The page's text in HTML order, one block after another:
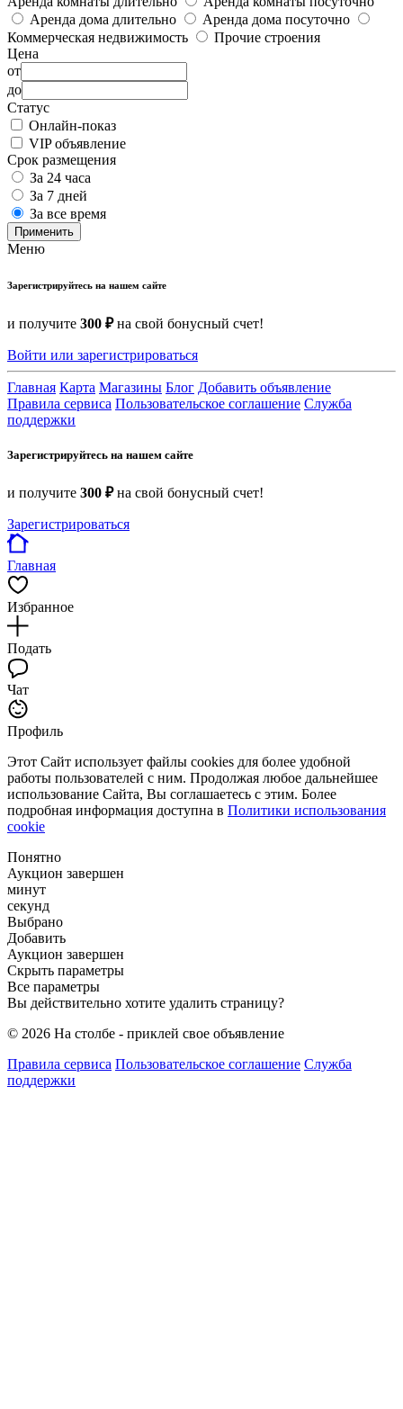
Аренда дома длительно
Аренда дома посуточно
Коммерческая недвижимость
Прочие строения
Цена
от
до
Статус
Онлайн-показ
VIP объявление
Срок размещения
За 24 часа
За 7 дней
За все время
Применить
Меню
Зарегистрируйтесь на нашем сайте
и получите 300 ₽на свой бонусный счет!
Войти или зарегистрироваться
Главная Карта Магазины Блог Добавить объявление
Правила сервиса Пользовательское соглашение Служба
поддержки
Зарегистрируйтесь на нашем сайте
и получите 300 ₽на свой бонусный счет!
Зарегистрироваться
Главная
Избранное
Подать
Чат
Профиль
Этот Сайт использует файлы cookies для более удобной
работы пользователей с ним. Продолжая любое дальнейшее
использование Сайта, Вы соглашаетесь с этим. Более
подробная информация доступна в Политики использования
cookie
Понятно
Аукцион завершен
минут
секунд
Выбрано
Добавить
Аукцион завершен
Скрыть параметры
Все параметры
Вы действительно хотите удалить страницу?
© 2026 На столбе - приклей свое объявление
Правила сервиса Пользовательское соглашение Служба
поддержки